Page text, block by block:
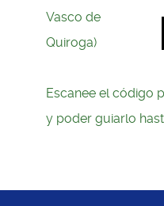
Vasco de
Quiroga)
Escanee el código
y poder guiarlo